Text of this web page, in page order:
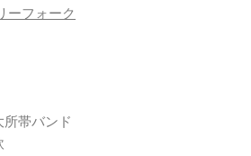
ーフォーク
帯バンド